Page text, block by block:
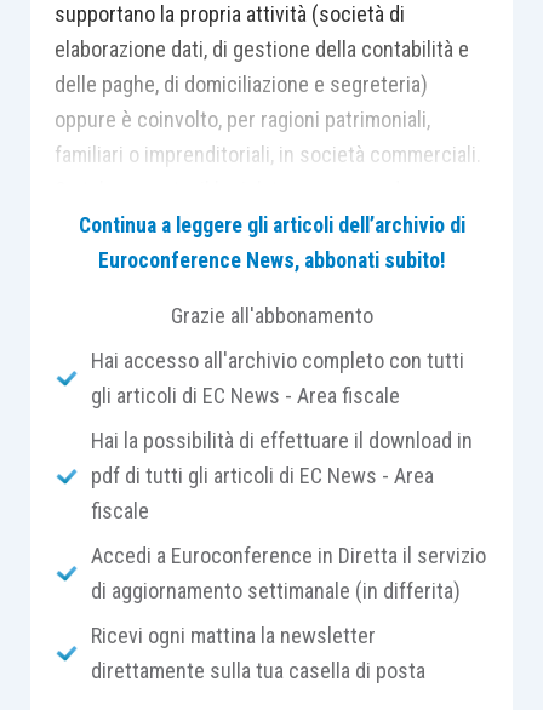
supportano la propria attività (società di
elaborazione dati, di gestione della contabilità e
delle paghe, di domiciliazione e segreteria)
oppure è coinvolto, per ragioni patrimoniali,
familiari o imprenditoriali, in società commerciali.
l’evoluzione del mercato, ha scelto di affrontare la
questione non con un divieto assoluto di
cause di esclusione presidiate da parametri
quantitativi e qualitativi, che richiede un
accertamento in concreto, caso per caso,
fondato su ciò che il professionista
effettivamente svolge, non sulla qualifica che
formalmente riveste.
Il tema ha assunto nuova centralità alla luce dei
Prima di esaminarne il contenuto, è opportuna
una breve ricognizione del quadro generale. L’art.
Continua a leggere gli articoli dell’archivio di
Euroconference News, abbonati subito!
Grazie all'abbonamento
Hai accesso all'archivio completo con tutti
gli articoli di EC News - Area fiscale
Hai la possibilità di effettuare il download in
pdf di tutti gli articoli di EC News - Area
fiscale
Accedi a Euroconference in Diretta il servizio
di aggiornamento settimanale (in differita)
Ricevi ogni mattina la newsletter
direttamente sulla tua casella di posta